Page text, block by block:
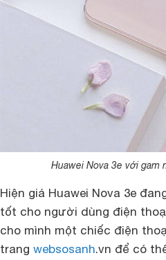
Huawei Nova 3e với gam
Hiện giá Huawei Nova 3e
tốt cho người dùng điện
cho mình một chiếc điện
trang websosanh.vn để có